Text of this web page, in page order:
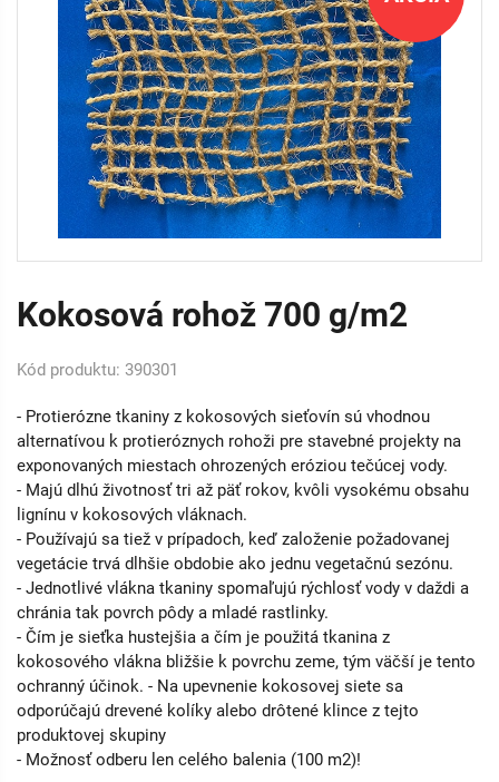
Kokosová rohož 700 g/m2
Kód produktu: 390301
- Protierózne tkaniny z kokosových sieťovín sú vhodnou
alternatívou k protieróznych rohoži pre stavebné projekty na
exponovaných miestach ohrozených eróziou tečúcej vody.
- Majú dlhú životnosť tri až päť rokov, kvôli vysokému obsahu
lignínu v kokosových vláknach.
- Používajú sa tiež v prípadoch, keď založenie požadovanej
vegetácie trvá dlhšie obdobie ako jednu vegetačnú sezónu.
- Jednotlivé vlákna tkaniny spomaľujú rýchlosť vody v daždi a
chránia tak povrch pôdy a mladé rastlinky.
- Čím je sieťka hustejšia a čím je použitá tkanina z
kokosového vlákna bližšie k povrchu zeme, tým väčší je tento
ochranný účinok. - Na upevnenie kokosovej siete sa
odporúčajú drevené kolíky alebo drôtené klince z tejto
produktovej skupiny
- Možnosť odberu len celého balenia (100 m2)!